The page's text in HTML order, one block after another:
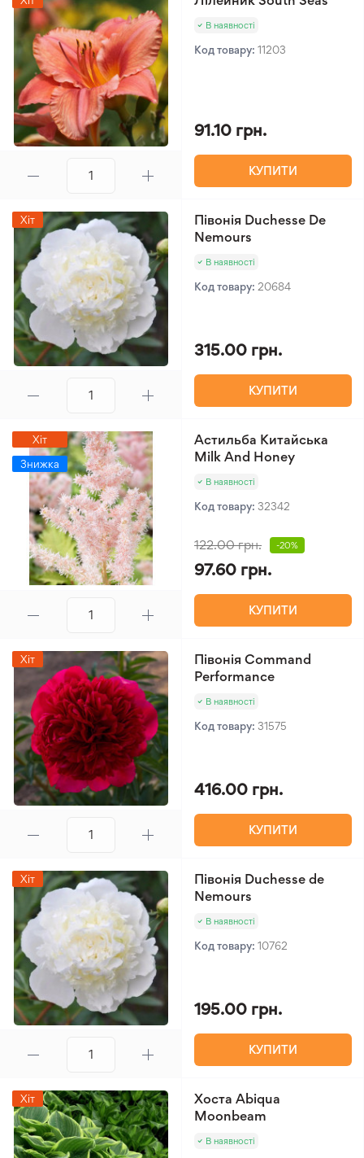
В наявності
Код товару: 11203
91.10 грн.
КУПИТИ
Хіт
Півонія Duchesse De
Nemours
В наявності
Код товару: 20684
315.00 грн.
КУПИТИ
Хіт
Знижка
Астильба Китайська
Milk And Honey
В наявності
Код товару: 32342
122.00 грн. -20%
97.60 грн.
КУПИТИ
Хіт
Півонія Command
Performance
В наявності
Код товару: 31575
416.00 грн.
КУПИТИ
Хіт
Півонія Duchesse de
Nemours
В наявності
Код товару: 10762
195.00 грн.
КУПИТИ
Хіт
Хоста Abiqua
Moonbeam
В наявності